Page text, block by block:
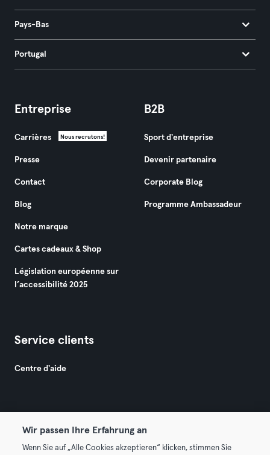
Pays-Bas
Portugal
Entreprise
Carrières Nous recrutons!
Presse
Contact
Blog
Notre marque
Cartes cadeaux & Shop
Législation européenne sur
l’accessibilité 2025
B2B
Sport d'entreprise
Devenir partenaire
Corporate Blog
Programme Ambassadeur
Service clients
Centre d'aide
© 2026 Urban Sports Group GmbH. All rights reserved.
Wir passen Ihre Erfahrung an
Wenn Sie auf „Alle Cookies akzeptieren“ klicken, stimmen Sie